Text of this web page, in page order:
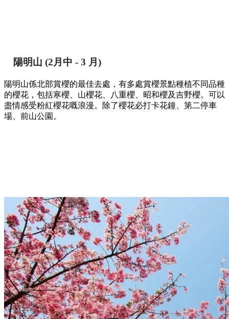
陽明山 (2月中 - 3 月)
陽明山係北部賞櫻的最佳去處，有多處賞櫻景點種植不同品種
的櫻花，包括寒櫻、山櫻花、八重櫻、昭和櫻及吉野櫻。可以
盡情感受粉紅櫻花嘅浪漫。除了櫻花必打卡花鐘、第二停車
場、前山公園。